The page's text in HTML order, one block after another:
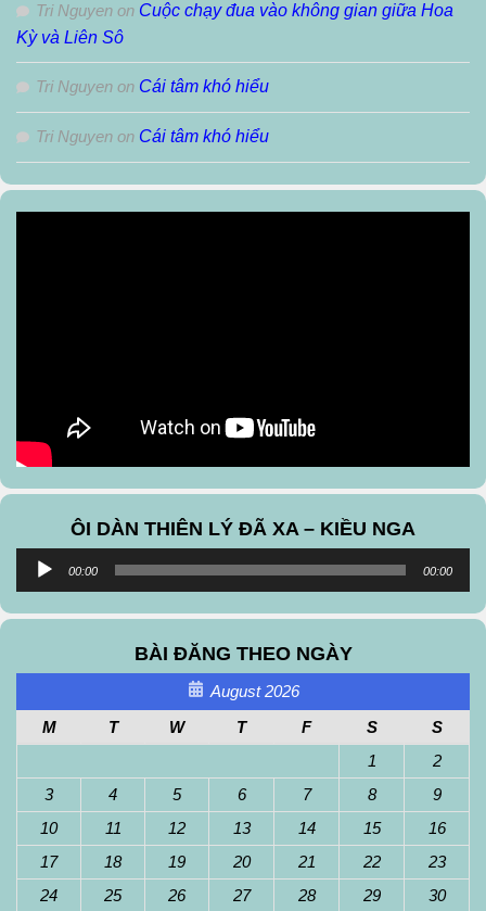
Tri Nguyen on Cuộc chạy đua vào không gian giữa Hoa
Kỳ và Liên Sô
Tri Nguyen on Cái tâm khó hiểu
Tri Nguyen on Cái tâm khó hiểu
ÔI DÀN THIÊN LÝ ĐÃ XA – KIỀU NGA
Audio
00:00 00:00
BÀI ĐĂNG THEO NGÀY
August 2026
M
T W T F S
S
1
2
3
4 5 6 7 8
9
10
11 12 13 14 15
16
17
18 19 20 21 22
23
24
25 26 27 28 29
30